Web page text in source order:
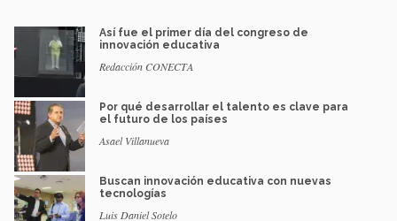
Así fue el primer día del congreso de
innovación educativa
Redacción CONECTA
Por qué desarrollar el talento es clave para
el futuro de los países
Asael Villanueva
Buscan innovación educativa con nuevas
tecnologías
Luis Daniel Sotelo